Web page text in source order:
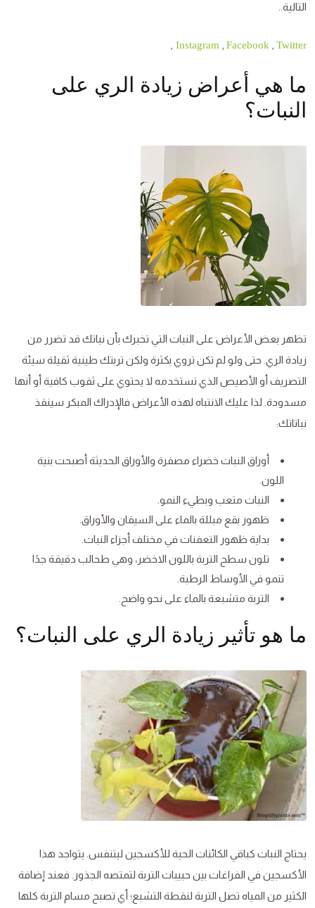
التالية..
Instagram , Facebook , Twitter
,
ما هي أعراض زيادة الري على
النبات؟
تظهر بعض الأعراض على النبات التي تخبرك بأن نباتك قد تضرر من
زيادة الري. حتى ولو لم تكن تروي بكثرة ولكن تربتك طينية ثقيلة سيئة
التصريف أو الأصيص الذي تستخدمه لا يحتوي على ثقوب كافية أو أنها
مسدودة. لذا عليك الانتباه لهذه الأعراض فالإدراك المبكر سينقذ
نباتاتك:
أوراق النبات خضراء مصفرة والأوراق الحديثة أصبحت بنية
اللون.
النبات متعب وبطيء النمو.
ظهور بقع مبللة بالماء على السيقان والأوراق.
بداية ظهور التعفنات في مختلف أجزاء النبات.
تلون سطح التربة باللون الاخضر، وهي طحالب دقيقة جدًا
تنمو في الأوساط الرطبة.
التربة متشبعة بالماء على نحو واضح.
ما هو تأثير زيادة الري على النبات؟
يحتاج النبات كباقي الكائنات الحية للأكسجين ليتنفس. يتواجد هذا
الأكسجين في الفراغات بين حبيبات التربة لتمتصه الجذور. فعند إضافة
الكثير من المياه تصل التربة لنقطة التشبع؛ أي تصبح مسام التربة كلها